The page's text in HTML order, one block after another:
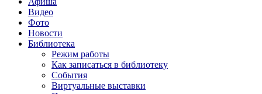
Видео
Фото
Новости
Библиотека
Режим работы
Как записаться в библиотеку
События
Виртуальные выставки